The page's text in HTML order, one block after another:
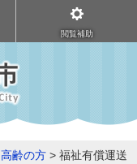
閲覧補助
高齢の方 > 福祉有償運送